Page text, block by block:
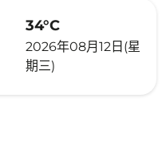
34°C
2026年08月12日(星
期三)